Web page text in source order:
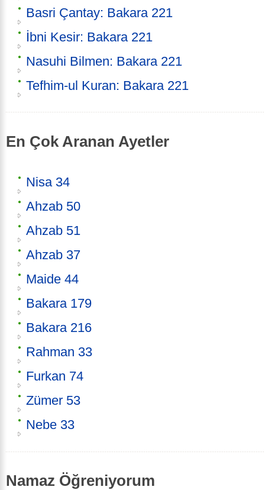
Basri Çantay: Bakara 221
İbni Kesir: Bakara 221
Nasuhi Bilmen: Bakara 221
Tefhim-ul Kuran: Bakara 221
En Çok Aranan Ayetler
Nisa 34
Ahzab 50
Ahzab 51
Ahzab 37
Maide 44
Bakara 179
Bakara 216
Rahman 33
Furkan 74
Zümer 53
Nebe 33
Namaz Öğreniyorum